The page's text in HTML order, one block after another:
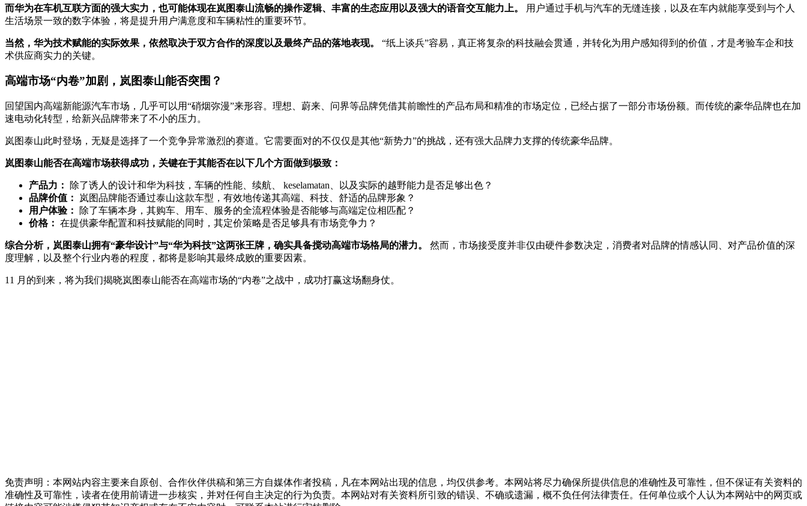
而华为在车机互联方面的强大实力，也可能体现在岚图泰山流畅的操作逻辑、丰富的生态应用以及强大的语音交互能力上。
用户通过手机与汽车的无缝连接，以及在车内就能享受到与个人
生活场景一致的数字体验，将是提升用户满意度和车辆粘性的重要环节。
当然，华为技术赋能的实际效果，依然取决于双方合作的深度以及最终产品的落地表现。
“纸上谈兵”容易，真正将复杂的科技融会贯通，并转化为用户感知得到的价值，才是考验车企和技
术供应商实力的关键。
高端市场“内卷”加剧，岚图泰山能否突围？
回望国内高端新能源汽车市场，几乎可以用“硝烟弥漫”来形容。理想、蔚来、问界等品牌凭借其前瞻性的产品布局和精准的市场定位，已经占据了一部分市场份额。而传统的豪华品牌也在加
速电动化转型，给新兴品牌带来了不小的压力。
岚图泰山此时登场，无疑是选择了一个竞争异常激烈的赛道。它需要面对的不仅仅是其他“新势力”的挑战，还有强大品牌力支撑的传统豪华品牌。
岚图泰山能否在高端市场获得成功，关键在于其能否在以下几个方面做到极致：
产品力：
除了诱人的设计和华为科技，车辆的性能、续航、 keselamatan、以及实际的越野能力是否足够出色？
品牌价值：
岚图品牌能否通过泰山这款车型，有效地传递其高端、科技、舒适的品牌形象？
用户体验：
除了车辆本身，其购车、用车、服务的全流程体验是否能够与高端定位相匹配？
价格： 在提供豪华配置和科技赋能的同时，其定价策略是否足够具有市场竞争力？
综合分析，岚图泰山拥有“豪华设计”与“华为科技”这两张王牌，确实具备搅动高端市场格局的潜力。
然而，市场接受度并非仅由硬件参数决定，消费者对品牌的情感认同、对产品价值的深
度理解，以及整个行业内卷的程度，都将是影响其最终成败的重要因素。
11 月的到来，将为我们揭晓岚图泰山能否在高端市场的“内卷”之战中，成功打赢这场翻身仗。
免责声明：本网站内容主要来自原创、合作伙伴供稿和第三方自媒体作者投稿，凡在本网站出现的信息，均仅供参考。本网站将尽力确保所提供信息的准确性及可靠性，但不保证有关资料的
准确性及可靠性，读者在使用前请进一步核实，并对任何自主决定的行为负责。本网站对有关资料所引致的错误、不确或遗漏，概不负任何法律责任。任何单位或个人认为本网站中的网页或